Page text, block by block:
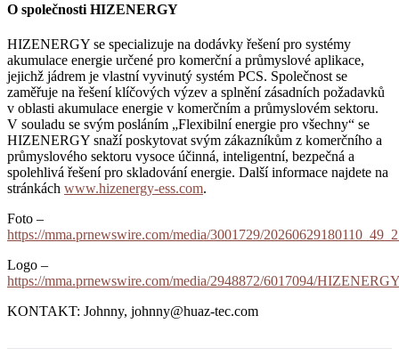
O společnosti HIZENERGY
HIZENERGY se specializuje na dodávky řešení pro systémy
akumulace energie určené pro komerční a průmyslové aplikace,
jejichž jádrem je vlastní vyvinutý systém PCS. Společnost se
zaměřuje na řešení klíčových výzev a splnění zásadních požadavků
v oblasti akumulace energie v komerčním a průmyslovém sektoru.
V souladu se svým posláním „Flexibilní energie pro všechny“ se
HIZENERGY snaží poskytovat svým zákazníkům z komerčního a
průmyslového sektoru vysoce účinná, inteligentní, bezpečná a
spolehlivá řešení pro skladování energie. Další informace najdete na
stránkách www.hizenergy-ess.com.
Foto –
https://mma.prnewswire.com/media/3001729/
Logo –
https://mma.prnewswire.com/media/2948872/6017094/
KONTAKT: Johnny, johnny@huaz-tec.com